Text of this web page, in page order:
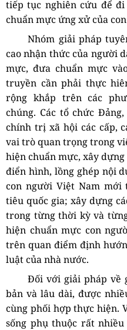
tiếp tục nghiên cứu để
chuẩn mực ứng xử của
Nhóm giải pháp
cao nhận thức của người
mực, đưa chuẩn mực
truyền cần phải thực
rộng khắp trên các
chúng. Các tổ chức
chính trị xã hội các cấp,
vai trò quan trọng trong
hiện chuẩn mực, xây
điển hình, lồng ghép nội
con người Việt Nam
tiêu quốc gia; xây dựng
trong từng thời kỳ và
hiện chuẩn mực con
trên quan điểm định
luật của nhà nước.
Đối với giải pháp về
bản và lâu dài, được
cùng phối hợp thực hiện.
sống phụ thuộc rất